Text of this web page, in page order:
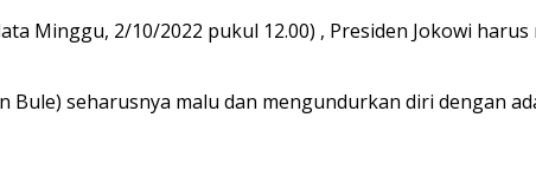
Minggu, 2/10/2022 pukul 12.00) , Presiden Jokowi
Bule) seharusnya malu dan mengundurkan diri dengan